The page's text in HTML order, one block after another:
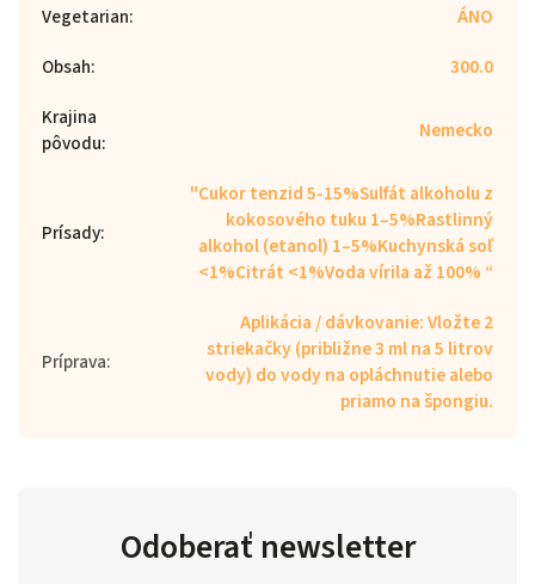
Vegetarian:
ÁNO
Obsah:
300.0
Krajina
pôvodu: Nemecko
Prísady:
"Cukor tenzid 5-15%Sulfát alkoholu z
kokosového tuku 1–5%Rastlinný
alkohol (etanol) 1–5%Kuchynská soľ
<1%Citrát <1%Voda vírila až 100% “
Príprava:
Aplikácia / dávkovanie: Vložte 2
striekačky (približne 3 ml na 5 litrov
vody) do vody na opláchnutie alebo
priamo na špongiu.
Odoberať newsletter